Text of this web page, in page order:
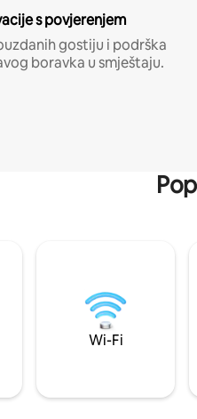
s povjerenjem
gostiju i podrška
boravka u smještaju.
Wi-Fi